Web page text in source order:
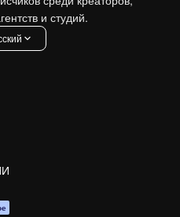
и студий.